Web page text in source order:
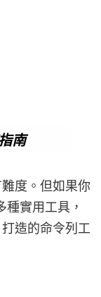
南
度。但如果你
實用工具，
造的命令列工